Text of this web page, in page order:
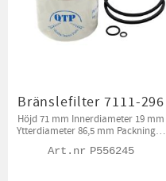
Bränslefilter 7111-296
Höjd 71 mm Innerdiameter 19 mm
Ytterdiameter 86,5 mm Packningar
P556245